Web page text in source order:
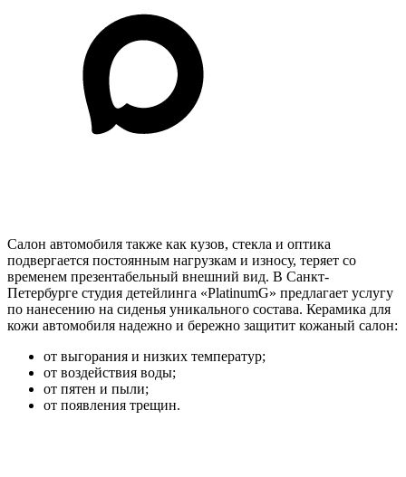
Салон автомобиля также как кузов, стекла и оптика
подвергается постоянным нагрузкам и износу, теряет со
временем презентабельный внешний вид. В Санкт-
Петербурге студия детейлинга «PlatinumG» предлагает услугу
по нанесению на сиденья уникального состава. Керамика для
кожи автомобиля надежно и бережно защитит кожаный салон:
от выгорания и низких температур;
от воздействия воды;
от пятен и пыли;
от появления трещин.